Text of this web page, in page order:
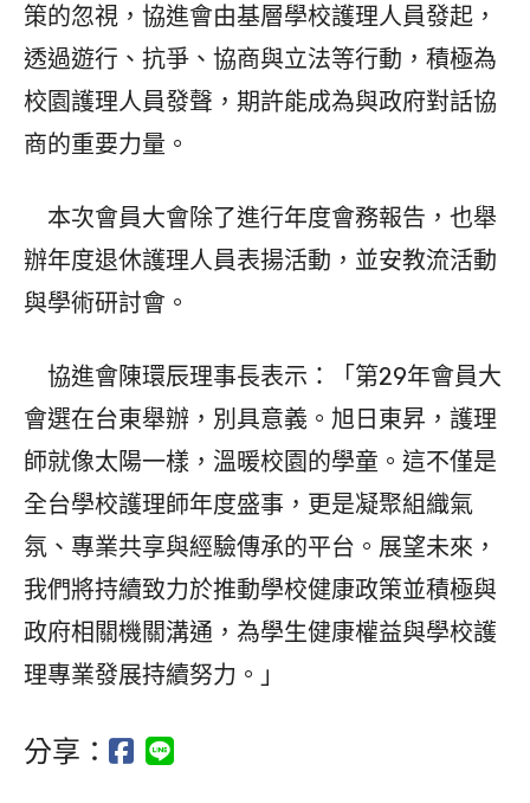
策的忽視，協進會由基層學校護理人員發起，
透過遊行、抗爭、協商與立法等行動，積極為
校園護理人員發聲，期許能成為與政府對話協
商的重要力量。
本次會員大會除了進行年度會務報告，也舉
辦年度退休護理人員表揚活動，並安教流活動
與學術研討會。
協進會陳環辰理事長表示：「第29年會員大
會選在台東舉辦，別具意義。旭日東昇，護理
師就像太陽一樣，溫暖校園的學童。這不僅是
全台學校護理師年度盛事，更是凝聚組織氣
氛、專業共享與經驗傳承的平台。展望未來，
我們將持續致力於推動學校健康政策並積極與
政府相關機關溝通，為學生健康權益與學校護
理專業發展持續努力。」
分享：